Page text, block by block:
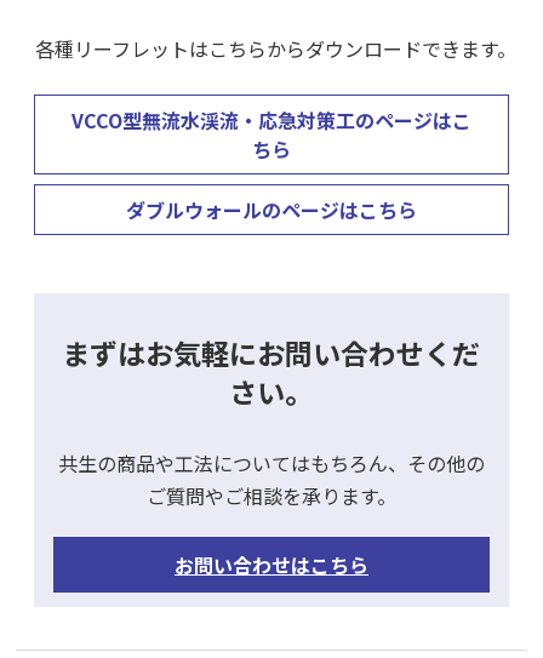
各種リーフレットはこちらからダウンロードできます。
VCCO型無流水渓流・応急対策工のページはこ
ちら
ダブルウォールのページはこちら
まずはお気軽にお問い合わせくだ
さい。
共生の商品や工法についてはもちろん、その他の
ご質問やご相談を承ります。
お問い合わせはこちら